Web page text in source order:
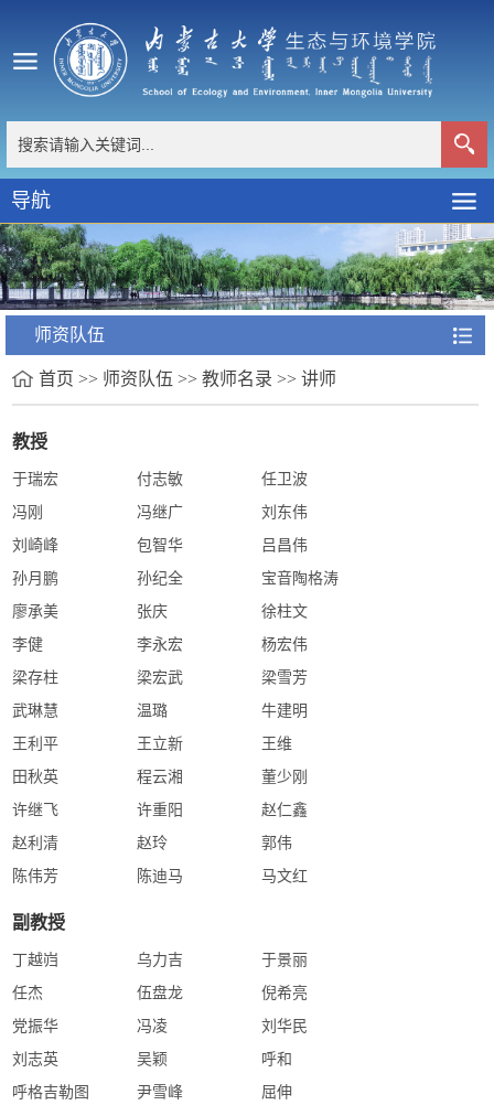
导航
师资队伍
首页 >> 师资队伍 >> 教师名录 >> 讲师
教授
于瑞宏 付志敏
任卫波
冯刚
冯继广
刘东伟
刘崎峰
包智华
吕昌伟
孙月鹏
孙纪全
宝音陶格涛
廖承美
张庆
徐柱文
李健
李永宏
杨宏伟
梁存柱
梁宏武
梁雪芳
武琳慧
温璐
牛建明
王利平
王立新
王维
田秋英
程云湘
董少刚
许继飞
许重阳
赵仁鑫
赵利清
赵玲
郭伟
陈伟芳
陈迪马 马文红
副教授
丁越岿 乌力吉
于景丽
任杰
伍盘龙
倪希亮
党振华
冯凌
刘华民
刘志英
吴颖
呼和
呼格吉勒图
尹雪峰
屈伸